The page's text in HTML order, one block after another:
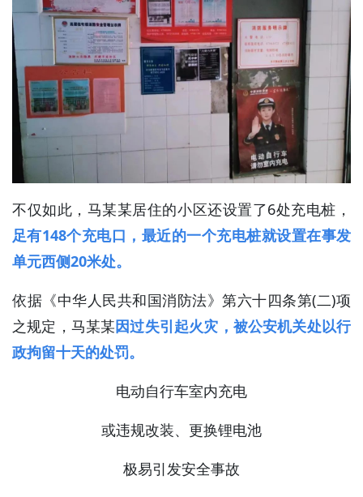
不仅如此，马某某居住的小区还设置了6处充电桩，
足有148个充电口，最近的一个充电桩就设置在事发
单元西侧20米处。
依据《中华人民共和国消防法》第六十四条第(二)项
之规定，马某某因过失引起火灾，被公安机关处以行
政拘留十天的处罚。
电动自行车室内充电
或违规改装、更换锂电池
极易引发安全事故